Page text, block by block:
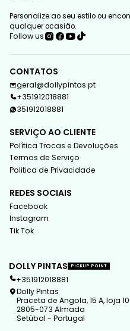
Personalize ao seu estilo ou
qualquer ocasião.
Follow us
CONTATOS
geral@dollypintas.pt
+351912018881
351912018881
SERVIÇO AO CLIENTE
Política Trocas e Devoluções
Termos de Serviço
Politica de Privacidade
REDES SOCIAIS
Facebook
Instagram
Tik Tok
DOLLY PINTAS PICKUP POINT
+351912018881
Dolly Pintas
Praceta de Angola, 15 A, loja 10
2805-073 Almada
Setúbal - Portugal